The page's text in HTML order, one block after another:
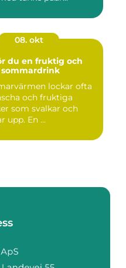
08. okt
du en fruktig och
lockar ofta
och fruktiga
som svalkar och
upp. En ...